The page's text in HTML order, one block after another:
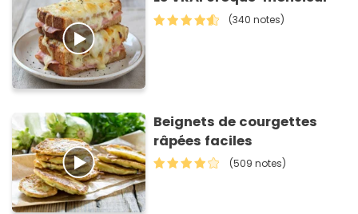
(340 notes)
Beignets de courgettes
râpées faciles
(509 notes)